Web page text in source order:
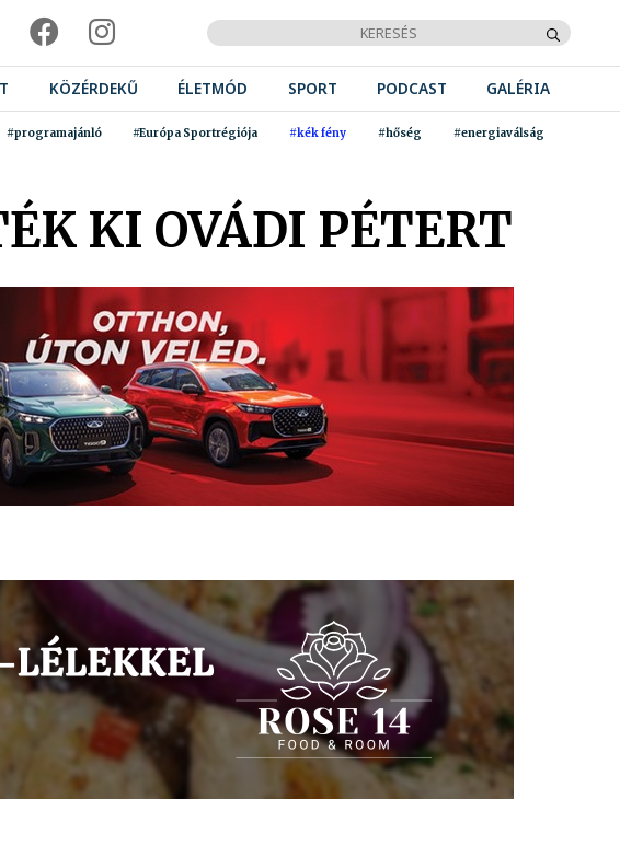
KÖZÉRDEKŰ ÉLETMÓD SPORT PODCAST GALÉRIA
#programajánló #Európa Sportrégiója #kék fény #hőség #energiaválság
KI OVÁDI PÉTERT